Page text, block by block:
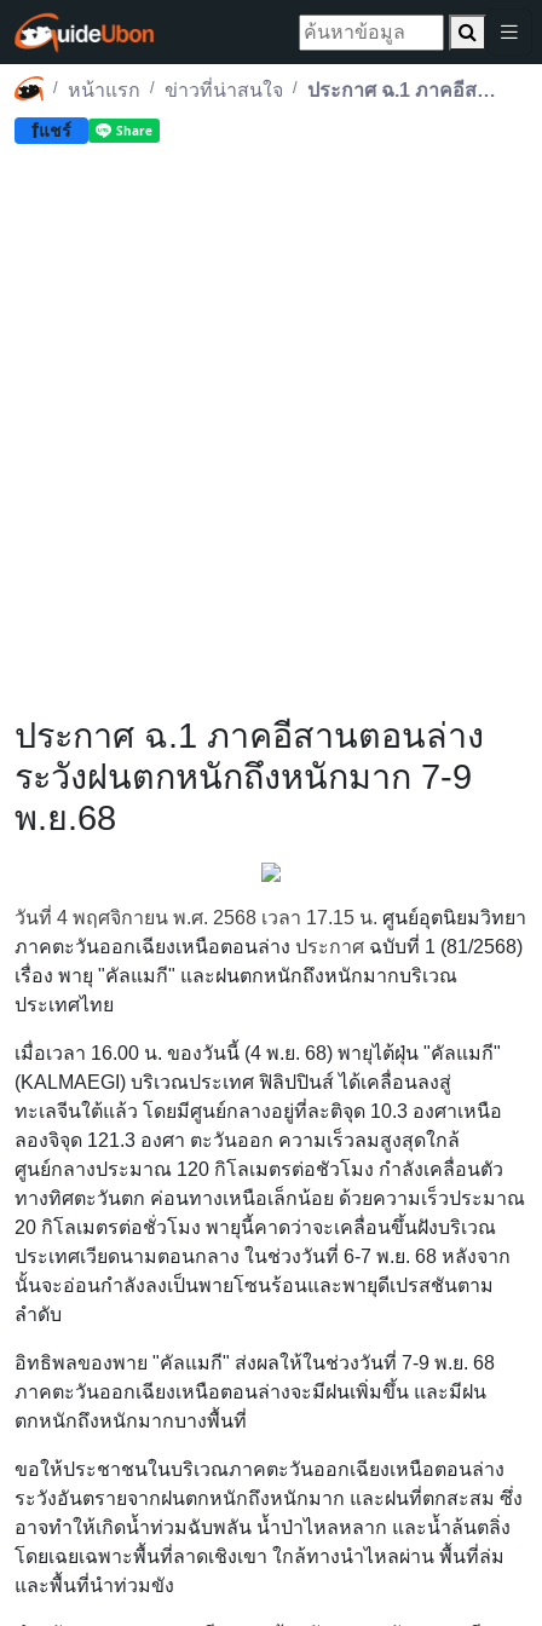
หน้าแรก ข่าวที่น่าสนใจ ประกาศ ฉ.1 ภาคอีสานตอนล่าง ระวังฝนตกหนักถึงหนักมาก 7-9 พ.ย.68
fแชร์
ประกาศ ฉ.1 ภาคอีสานตอนล่าง
ระวังฝนตกหนักถึงหนักมาก 7-9
พ.ย.68
วันที่ 4 พฤศจิกายน พ.ศ. 2568 เวลา 17.15 น. ศูนย์อุตนิยมวิทยา
ภาคตะวันออกเฉียงเหนือตอนล่าง ประกาศ ฉบับที่ 1 (81/2568)
เรื่อง พายุ "คัลแมกี" และฝนตกหนักถึงหนักมากบริเวณ
ประเทศไทย
เมื่อเวลา 16.00 น. ของวันนี้ (4 พ.ย. 68) พายุไต้ฝุ่น "คัลแมกี"
(KALMAEGI) บริเวณประเทศ ฟิลิปปินส์ ได้เคลื่อนลงสู่
ทะเลจีนใต้แล้ว โดยมีศูนย์กลางอยู่ที่ละติจุด 10.3 องศาเหนือ
ลองจิจุด 121.3 องศา ตะวันออก ความเร็วลมสูงสุดใกล้
ศูนย์กลางประมาณ 120 กิโลเมตรต่อชัวโมง กำลังเคลื่อนตัว
ทางทิศตะวันตก ค่อนทางเหนือเล็กน้อย ด้วยความเร็วประมาณ
20 กิโลเมตรต่อชั่วโมง พายุนี้คาดว่าจะเคลื่อนขึ้นฝังบริเวณ
ประเทศเวียดนามตอนกลาง ในช่วงวันที่ 6-7 พ.ย. 68 หลังจาก
นั้นจะอ่อนกำลังลงเป็นพายโซนร้อนและพายุดีเปรสชันตาม
ลำดับ
อิทธิพลของพาย "คัลแมกี" ส่งผลให้ในช่วงวันที่ 7-9 พ.ย. 68
ภาคตะวันออกเฉียงเหนือตอนล่างจะมีฝนเพิ่มขึ้น และมีฝน
ตกหนักถึงหนักมากบางพื้นที่
ขอให้ประชาชนในบริเวณภาคตะวันออกเฉียงเหนือตอนล่าง
ระวังอันตรายจากฝนตกหนักถึงหนักมาก และฝนที่ตกสะสม ซึ่ง
อาจทำให้เกิดน้ำท่วมฉับพลัน น้ำป่าไหลหลาก และน้ำล้นตลิ่ง
โดยเฉยเฉพาะพื้นที่ลาดเชิงเขา ใกล้ทางนำไหลผ่าน พื้นที่ล่ม
และพื้นที่นำท่วมขัง